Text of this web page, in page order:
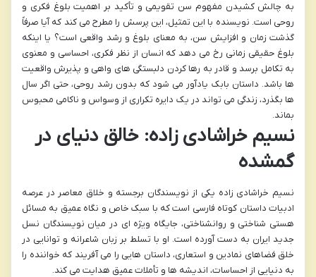
به چالش کشیدن مفهوم سن تقویمی و تأکید بر اهمیت بلوغ فکری و
روحی است. نویسنده با این تمثیل، این پرسش را مطرح می کند که آیا صرفاً
گذشت زمان و افزایش سن، به معنای بلوغ و رشد واقعی است؟ یا اینکه
بلوغ حقیقی زمانی رخ می دهد که انسان از نظر فکری، احساسی و معنوی
به تکامل برسد و قادر به رها کردن دلبستگی های واهی و پذیرش واقعیت
ها باشد. داستان بابک یادآور می شود که بدون رشد روحی، حتی اگر سال
ها بگذرد، زندگی می تواند در یک دایره تکراری از وسواس و ناکامی محبوس
بماند.
نسیم خراشادی زاده: خالق دنیای در
گمشده
نسیم خراشادی زاده یکی از نویسندگان برجسته و خلاق معاصر در عرصه
ادبیات داستان کوتاه فارسی است که با سبک خاص و نگاه عمیق به مسائل
هستی شناختی و روانشناختی، جایگاه ویژه ای در میان نویسندگان نسل
جدید ایران به دست آورده است. او با تسلط بر زبان شاعرانه و توانایی در
خلق فضاهای نمادین و استعاری، داستان هایی را می آفریند که خواننده را
به دنیایی از احساسات، اندیشه ها و تأملات عمیق هدایت می کند.